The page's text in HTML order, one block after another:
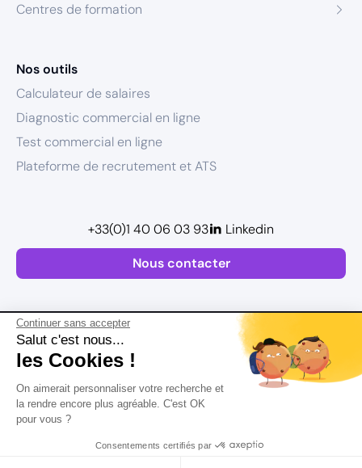
Continuer sans accepter
Salut c'est nous...
les Cookies !
On aimerait personnaliser votre recherche et
la rendre encore plus agréable. C'est OK
pour vous ?
Consentements certifiés par
Centres de formation
Nos outils
Calculateur de salaires
Diagnostic commercial en ligne
Test commercial en ligne
Plateforme de recrutement et ATS
Nous contacter
+33(0)1 40 06 03 93 Linkedin
Plan de site
Mentions légales
Conditions Générales d’Utilisation
Version actualisée en
2026